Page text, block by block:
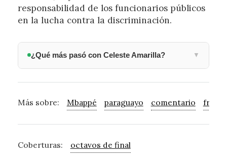
responsabilidad de los funcionarios públicos
en la lucha contra la discriminación.
¿Qué más pasó con Celeste Amarilla? ▼
Más sobre: Mbappé paraguayo comentario
Coberturas: octavos de final